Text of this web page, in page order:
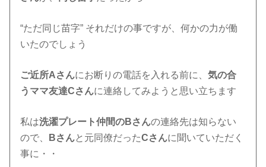
“ただ同じ苗字” それだけの事ですが、何かの力が働
いたのでしょう
ご近所Aさんにお断りの電話を入れる前に、気の合
うママ友達Cさんに連絡してみようと思い立ちます
私は洗濯プレート仲間のBさんの連絡先は知らない
ので、
Bさんと元同僚だったCさんに聞いていただく
事に・・